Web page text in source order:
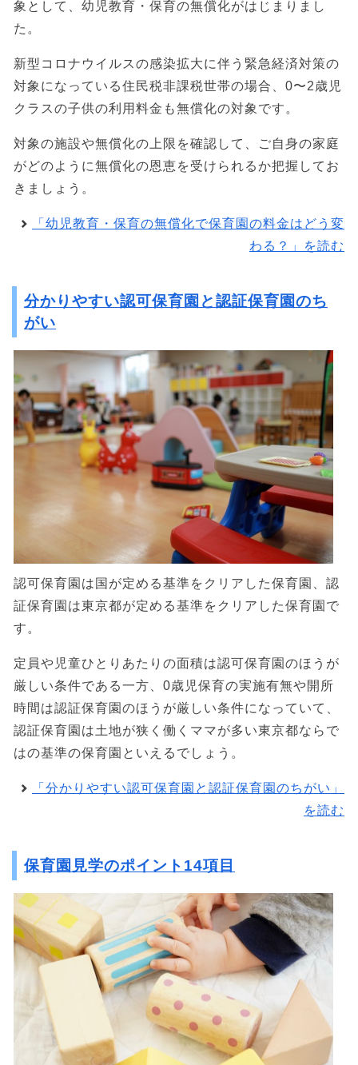
象として、幼児教育・保育の無償化がはじまりまし
た。
新型コロナウイルスの感染拡大に伴う緊急経済対策の
対象になっている住民税非課税世帯の場合、0〜2歳児
クラスの子供の利用料金も無償化の対象です。
対象の施設や無償化の上限を確認して、ご自身の家庭
がどのように無償化の恩恵を受けられるか把握してお
きましょう。
「幼児教育・保育の無償化で保育園の料金はどう変
わる？」を読む
分かりやすい認可保育園と認証保育園のち
がい
認可保育園は国が定める基準をクリアした保育園、認
証保育園は東京都が定める基準をクリアした保育園で
す。
定員や児童ひとりあたりの面積は認可保育園のほうが
厳しい条件である一方、0歳児保育の実施有無や開所
時間は認証保育園のほうが厳しい条件になっていて、
認証保育園は土地が狭く働くママが多い東京都ならで
はの基準の保育園といえるでしょう。
「分かりやすい認可保育園と認証保育園のちがい」
を読む
保育園見学のポイント14項目